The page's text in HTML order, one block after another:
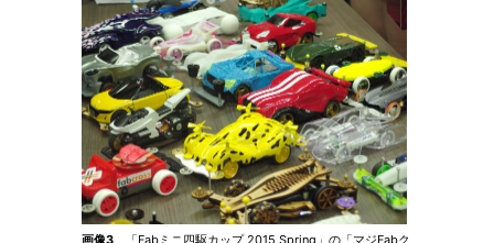
画像3 「Fabミニ四駆カップ 2015 Spring」の「マジFabク